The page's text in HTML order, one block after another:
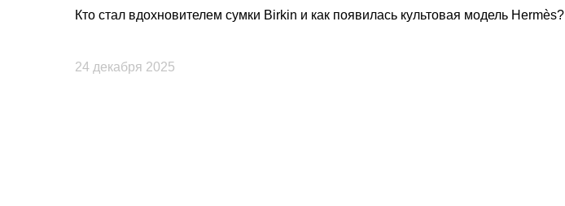
Кто стал вдохновителем сумки Birkin и как появилась культовая модель Hermès?
24 декабря 2025